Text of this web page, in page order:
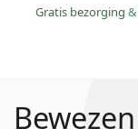
Gratis bezorging&